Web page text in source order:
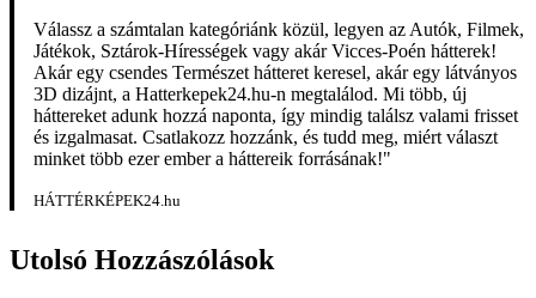
Válassz a számtalan kategóriánk közül, legyen az Autók, Filmek,
Játékok, Sztárok-Hírességek vagy akár Vicces-Poén hátterek!
Akár egy csendes Természet hátteret keresel, akár egy látványos
3D dizájnt, a Hatterkepek24.hu-n megtalálod. Mi több, új
háttereket adunk hozzá naponta, így mindig találsz valami frisset
és izgalmasat. Csatlakozz hozzánk, és tudd meg, miért választ
minket több ezer ember a háttereik forrásának!"
HÁTTÉRKÉPEK24.hu
Utolsó Hozzászólások